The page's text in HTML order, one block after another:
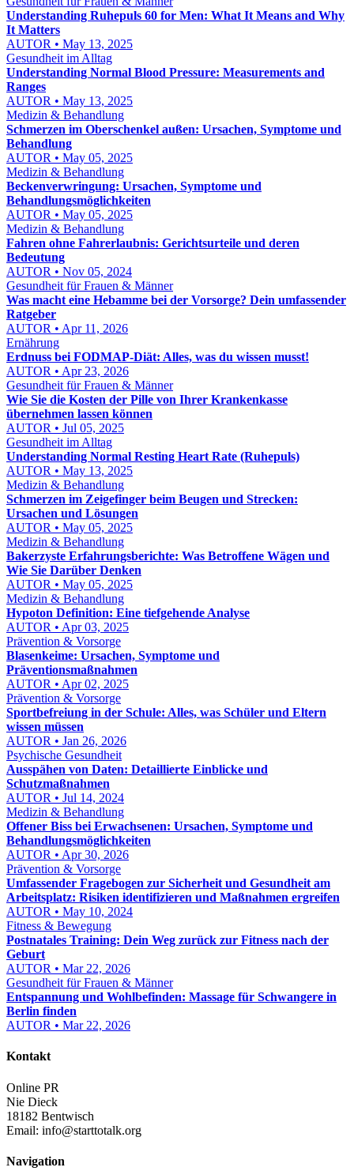
Understanding Ruhepuls 60 for Men: What It Means and Why
It Matters
AUTOR • May 13, 2025
Gesundheit im Alltag
Understanding Normal Blood Pressure: Measurements and
Ranges
AUTOR • May 13, 2025
Medizin & Behandlung
Schmerzen im Oberschenkel außen: Ursachen, Symptome und
Behandlung
AUTOR • May 05, 2025
Medizin & Behandlung
Beckenverwringung: Ursachen, Symptome und
Behandlungsmöglichkeiten
AUTOR • May 05, 2025
Medizin & Behandlung
Fahren ohne Fahrerlaubnis: Gerichtsurteile und deren
Bedeutung
AUTOR • Nov 05, 2024
Gesundheit für Frauen & Männer
Was macht eine Hebamme bei der Vorsorge? Dein umfassender
Ratgeber
AUTOR • Apr 11, 2026
Ernährung
Erdnuss bei FODMAP-Diät: Alles, was du wissen musst!
AUTOR • Apr 23, 2026
Gesundheit für Frauen & Männer
Wie Sie die Kosten der Pille von Ihrer Krankenkasse
übernehmen lassen können
AUTOR • Jul 05, 2025
Gesundheit im Alltag
Understanding Normal Resting Heart Rate (Ruhepuls)
AUTOR • May 13, 2025
Medizin & Behandlung
Schmerzen im Zeigefinger beim Beugen und Strecken:
Ursachen und Lösungen
AUTOR • May 05, 2025
Medizin & Behandlung
Bakerzyste Erfahrungsberichte: Was Betroffene Wägen und
Wie Sie Darüber Denken
AUTOR • May 05, 2025
Medizin & Behandlung
Hypoton Definition: Eine tiefgehende Analyse
AUTOR • Apr 03, 2025
Prävention & Vorsorge
Blasenkeime: Ursachen, Symptome und
Präventionsmaßnahmen
AUTOR • Apr 02, 2025
Prävention & Vorsorge
Sportbefreiung in der Schule: Alles, was Schüler und Eltern
wissen müssen
AUTOR • Jan 26, 2026
Psychische Gesundheit
Ausspähen von Daten: Detaillierte Einblicke und
Schutzmaßnahmen
AUTOR • Jul 14, 2024
Medizin & Behandlung
Offener Biss bei Erwachsenen: Ursachen, Symptome und
Behandlungsmöglichkeiten
AUTOR • Apr 30, 2026
Prävention & Vorsorge
Umfassender Fragebogen zur Sicherheit und Gesundheit am
Arbeitsplatz: Risiken identifizieren und Maßnahmen ergreifen
AUTOR • May 10, 2024
Fitness & Bewegung
Postnatales Training: Dein Weg zurück zur Fitness nach der
Geburt
AUTOR • Mar 22, 2026
Gesundheit für Frauen & Männer
Entspannung und Wohlbefinden: Massage für Schwangere in
Berlin finden
AUTOR • Mar 22, 2026
Kontakt
Online PR
Nie Dieck
18182 Bentwisch
Email: info@starttotalk.org
Navigation